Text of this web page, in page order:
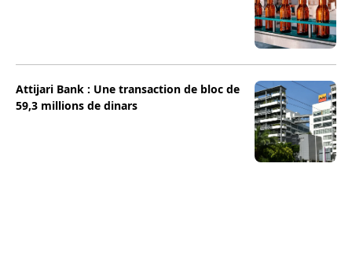
Attijari Bank : Une transaction de bloc de
59,3 millions de dinars